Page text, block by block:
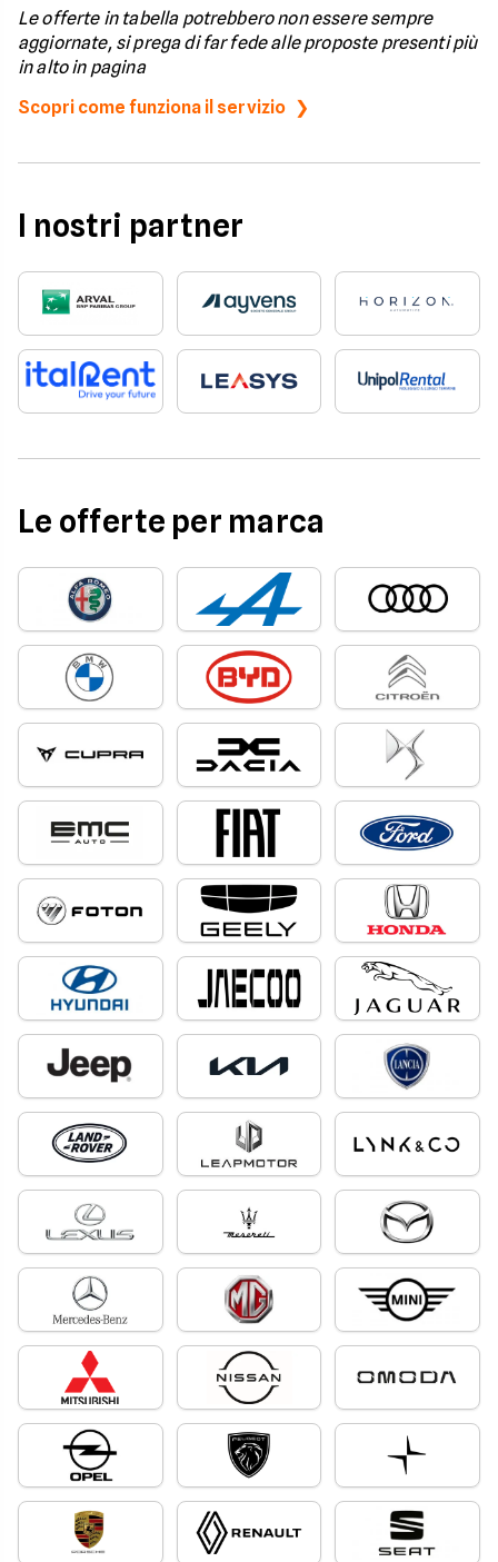
Le offerte in tabella potrebbero non essere sempre
aggiornate, si prega di far fede alle proposte presenti più
in alto in pagina
Scopri come funziona il servizio
I nostri partner
Le offerte per marca